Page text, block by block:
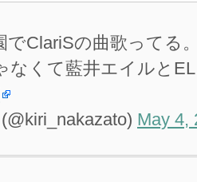
でClariSの曲歌ってる
なくて藍井エイルと
May 4,